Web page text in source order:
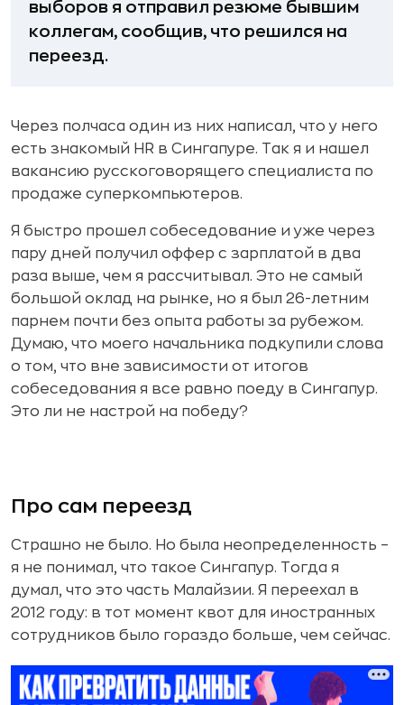
выборов я отправил резюме бывшим
коллегам, сообщив, что решился на
переезд.
Через полчаса один из них написал, что у него
есть знакомый HR в Сингапуре. Так я и нашел
вакансию русскоговорящего специалиста по
продаже суперкомпьютеров.
Я быстро прошел собеседование и уже через
пару дней получил оффер с зарплатой в два
раза выше, чем я рассчитывал. Это не самый
большой оклад на рынке, но я был 26-летним
парнем почти без опыта работы за рубежом.
Думаю, что моего начальника подкупили слова
о том, что вне зависимости от итогов
собеседования я все равно поеду в Сингапур.
Это ли не настрой на победу?
Про сам переезд
Страшно не было. Но была неопределенность –
я не понимал, что такое Сингапур. Тогда я
думал, что это часть Малайзии. Я переехал в
2012 году: в тот момент квот для иностранных
сотрудников было гораздо больше, чем сейчас.